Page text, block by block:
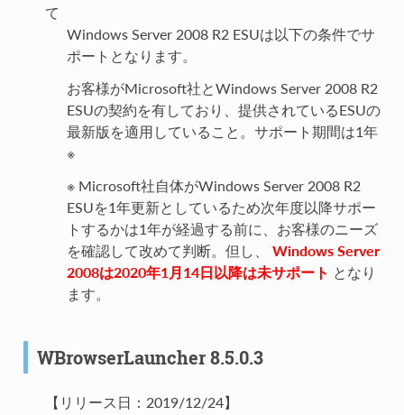
て
Windows Server 2008 R2 ESUは以下の条件でサ
ポートとなります。
お客様がMicrosoft社とWindows Server 2008 R2
ESUの契約を有しており、提供されているESUの
最新版を適用していること。サポート期間は1年
※
※ Microsoft社自体がWindows Server 2008 R2
ESUを1年更新としているため次年度以降サポー
トするかは1年が経過する前に、お客様のニーズ
を確認して改めて判断。但し、 Windows Server
2008は2020年1月14日以降は未サポート となり
ます。
WBrowserLauncher 8.5.0.3
【リリース日：2019/12/24】